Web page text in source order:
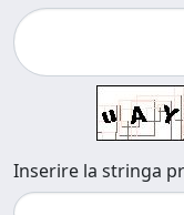
Inserire la stringa